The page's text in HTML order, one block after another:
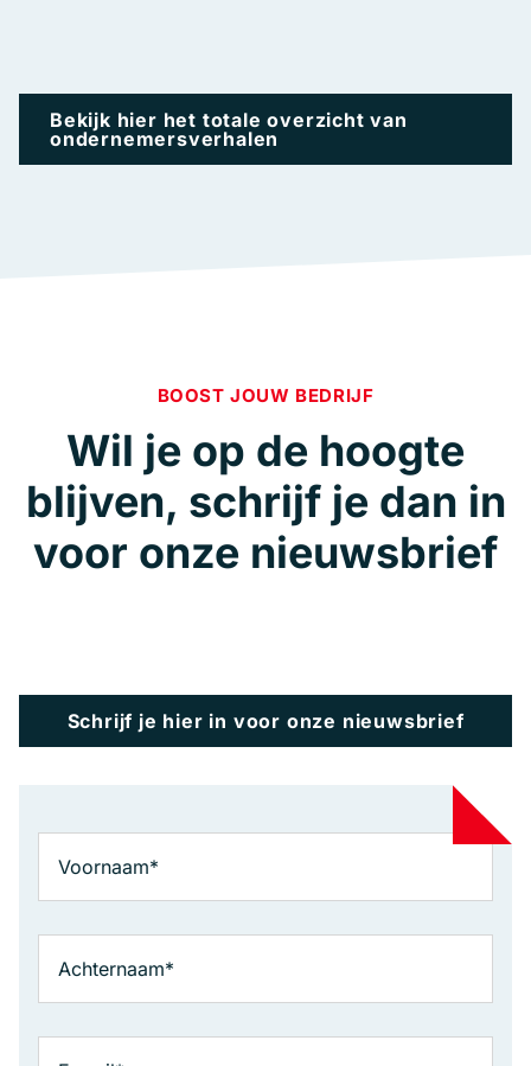
Bekijk hier het totale overzicht van
ondernemersverhalen
BOOST JOUW BEDRIJF
Wil je op de hoogte
blijven, schrijf je dan in
voor onze nieuwsbrief
Schrijf je hier in voor onze nieuwsbrief